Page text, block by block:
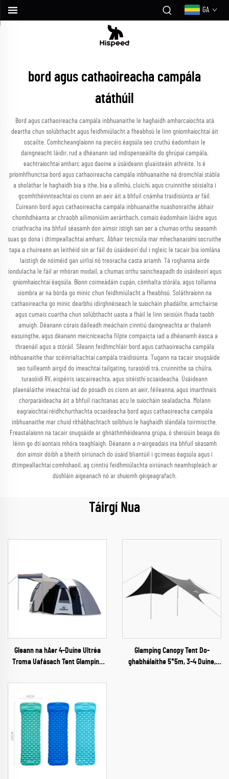
GA
bord agus cathaoireacha campála
atáthúil
Bord agus cathaoireacha campála inbhuanaithe le haghaidh amharcaíochta atá
deartha chun solúbthacht agus feidhmiúlacht a fheabhsú le linn gníomhaíochtaí áit
oscailte. Comhcheanglaíonn na piecéis éagsúla seo cruthú éadomhain le
daingneacht láidir, rud a dhéanann iad indispenseáilte do ghrúpaí campála,
eachtraíochtaí amharc agus daoine a úsáideann gluaisteáin athréite. Is é
príomhfhunctsa bord agus cathaoireacha campála inbhuanaithe ná dromchlaí stábla
a sholáthar le haghaidh bia a ithe, bia a ullmhú, cluichí, agus cruinnithe sóisialta i
gcomhthéinnteachtaí os cionn an aeir áit a bhfuil cnámha traidisiúnta ar fáil.
Cuireann bord agus cathaoireacha campála inbhuanaithe nuashonraithe ábhair
chomhdhéanta ar chraobh ailimoniúim aerárthach, comais éadomhain láidre agus
criathracha ina bhfuil séasamh don aimsir istigh san aer a chumas orthu seasamh
suas go dona i dtimpeallachtaí amharc. Ábhair teicniúla mar mhechanaisímí socruithe
tapa a chuireann an leithéid sin ar fáil do úsáideoirí dul i ngleic le tacair bia iomlána
laistigh de nóiméid gan uirlisí nó treoracha casta ariamh. Tá roghanna airde
iondulacha le fáil ar mhóran modail, a chumas orthu saincheapadh do úsáideoirí agus
gníomhaíochtaí éagsúla. Bíonn coimeádáin cupán, cómhalta stórála, agus tollanna
siombra ar na bórda go minic chun feidhmiúlacht a fheabhsú. Soláthraíonn na
cathaoireacha go minic dearbhú idirghnéiseach le suíocháin phadáilte, armchairse
agus cumais cuartha chun solúbthacht uasta a fháil le linn seisiúin fhada taobh
amuigh. Déanann córais dáileadh meáchain cinntiú daingneachta ar thalamh
easuingthe, agus déanann meicníceacha filpte compaicta iad a dhéanamh éasca a
thraenáil agus a stóráil. Síleann feidhmchláir bord agus cathaoireacha campála
inbhuanaithe thar scéinrialtachtaí campála traidisiúnta. Tugann na tacair snugsáide
seo tuilleamh airgid do imeachtaí tailgating, turasóidí trá, cruinnithe sa chúlra,
turasóidí RV, eispéiris iascaireachta, agus sitéisthí ocsaideacha. Úsáideann
plaenálaithe imeachtaí iad do pósadh os cionn an aeir, féileanna, agus imarthnais
chorparáideacha áit a bhfuil riachtanas acu le suíocháin sealadacha. Molann
eagraíochtaí réidhchurthachta ocsaideacha bord agus cathaoireacha campála
inbhuanaithe mar chuid ríthábhachtach solbhuis le haghaidh slándála toirmiscthe.
Freastalaíonn na tacair snugsáide ar ghnáthmhéideanna grúpa, ó sheisiúin beaga do
léinn go dtí aontais mhóra teaghlaigh. Déanann a n-airgeadais ina bhfuil séasamh
don aimsir dóibh a bheith oiriúnach do úsáid bliantúil i gcimeas éagsúla agus i
dtimpeallachtaí comhshaoil, ag cinntiú feidhmiúlachta oiriúnach neamhspleách ar
dúshláin aigeanach nó ar shuíomh géigeagrafach.
Táirgí Nua
Gleann na hAer 4-Duine Ultréa
Troma Uafásach Tent Glamping
Glamping Canopy Tent Do-
ghabhálaithe 5*5m, 3-4 Duine,